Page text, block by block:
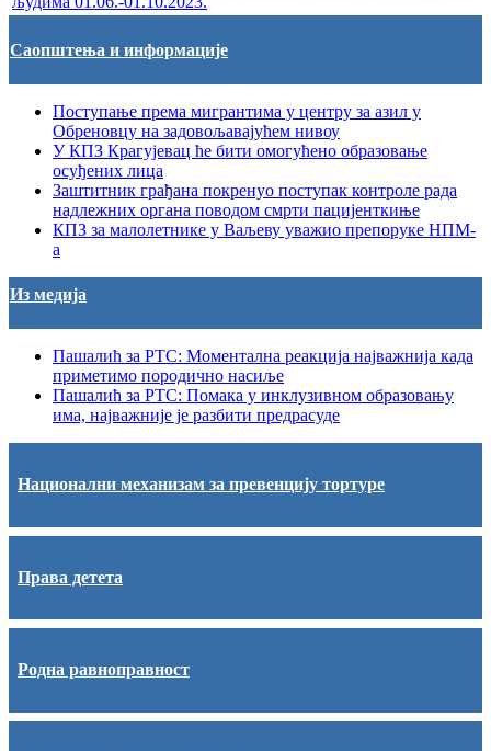
Саопштења и информације
Поступање према мигрантима у центру за азил у
Обреновцу на задовољавајућем нивоу
У КПЗ Крагујевац ће бити омогућено образовање
осуђених лица
Заштитник грађана покренуо поступак контроле рада
надлежних органа поводом смрти пацијенткиње
КПЗ за малолетнике у Ваљеву уважио препоруке НПМ-
а
Из медија
Пашалић за РТС: Моментална реакција најважнија када
приметимо породично насиље
Пашалић за РТС: Помака у инклузивном образовању
има, најважније је разбити предрасуде
Национални механизам за превенцију тортуре
Права детета
Родна равноправност